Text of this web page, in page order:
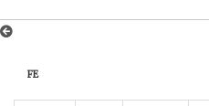
FE